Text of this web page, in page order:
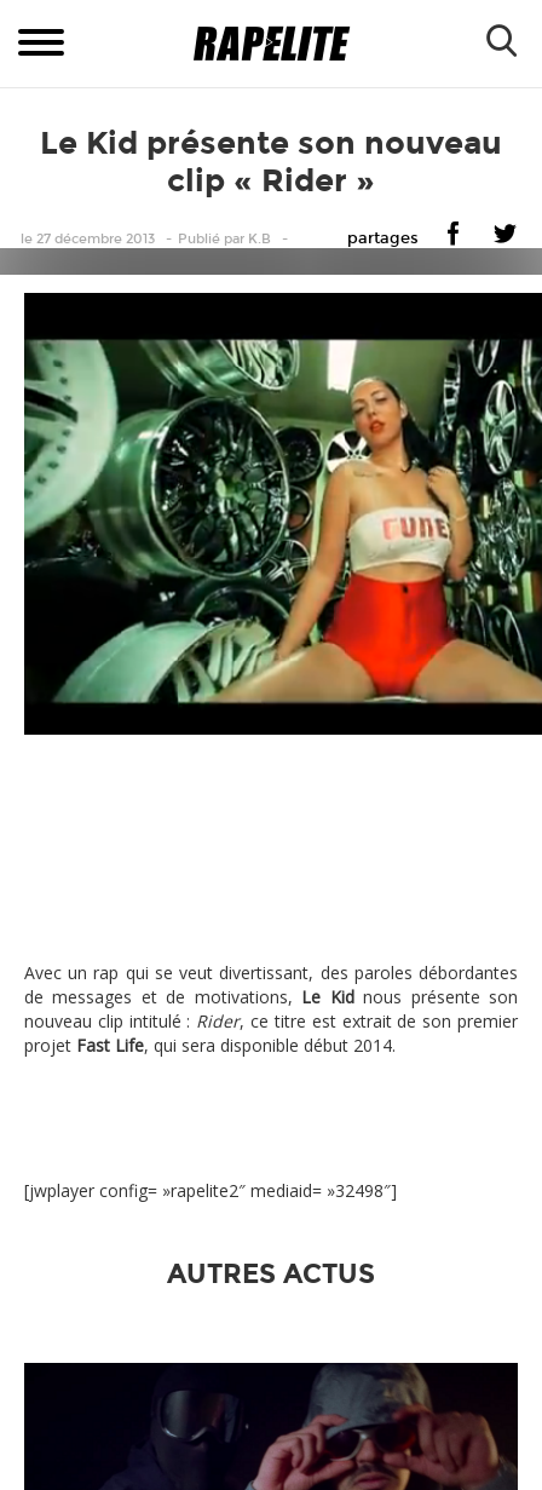
Le Kid présente son nouveau
clip « Rider »
le 27 décembre 2013 Publiépar K.B partages
Avec un rap qui se veut divertissant, des paroles débordantes
de messages et de motivations, Le Kidnous présente son
nouveau clip intitulé : Rider, cetitre est extrait de son premier
projet Fast Life, qui sera disponible début 2014.
[jwplayer config= »rapelite2″ mediaid= »32498″]
AUTRES ACTUS